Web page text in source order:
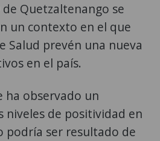
Quetzaltenango se
un contexto en el que
Salud prevén una nueva
en el país.
ha observado un
niveles de positividad en
podría ser resultado de